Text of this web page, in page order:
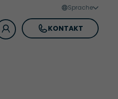
Sprache
KONTAKT